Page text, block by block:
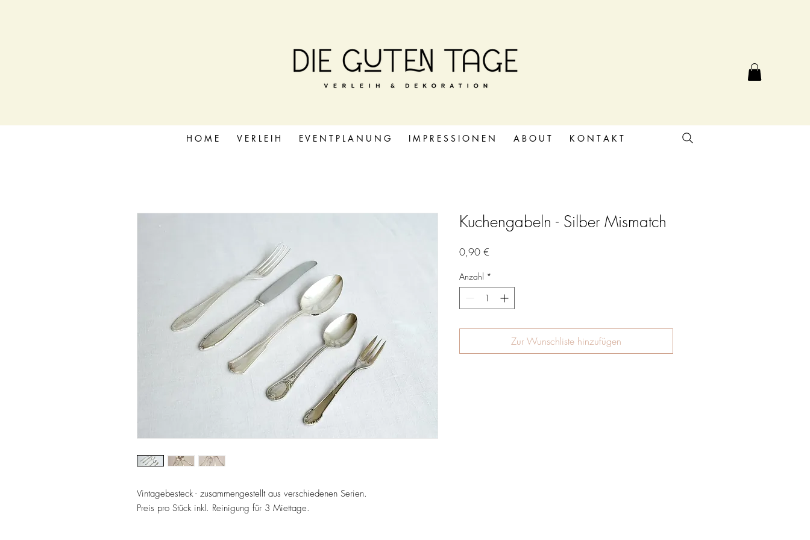
Vintagebesteck - zusammengestellt aus verschiedenen Serien.
Preis pro Stück inkl. Reinigung für 3 Miettage.
Kuchengabeln - Silber Mismatch
0,90 €
Anzahl *
Zur Wunschliste hinzufügen
H O M E V E R L E I H E V E N T P L A N U N G I M P R E S S I O N E N A B O U T K O N T A K T